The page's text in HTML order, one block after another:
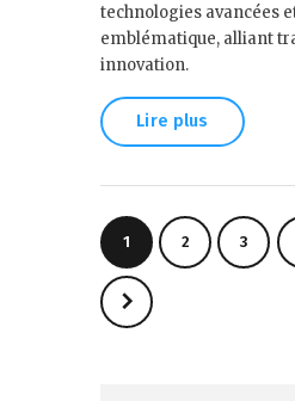
technologies avancées
emblématique, alliant
innovation.
Lire plus
1 2 3